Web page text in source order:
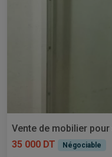
Vente de mobilier
35 000 DT
Négociable